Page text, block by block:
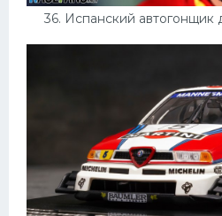
36. Испанский автогонщик